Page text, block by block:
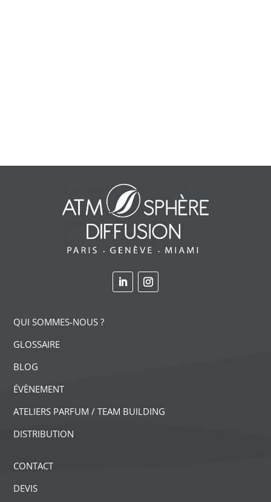
QUI SOMMES-NOUS ?
GLOSSAIRE
BLOG
ÉVÈNEMENT
ATELIERS PARFUM / TEAM BUILDING
DISTRIBUTION
CONTACT
DEVIS